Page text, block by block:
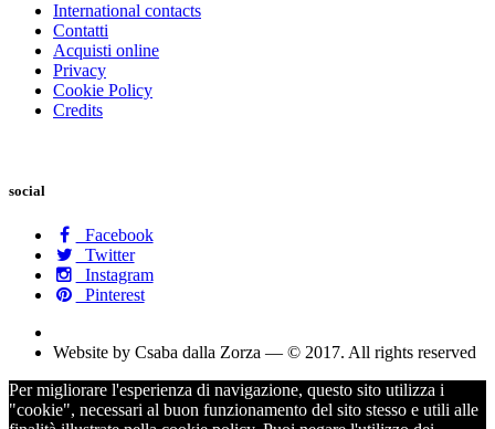
International contacts
Contatti
Acquisti online
Privacy
Cookie Policy
Credits
social
Facebook
Twitter
Instagram
Pinterest
Website by Csaba dalla Zorza — © 2017. All rights reserved
Per migliorare l'esperienza di navigazione, questo sito utilizza i
"cookie", necessari al buon funzionamento del sito stesso e utili alle